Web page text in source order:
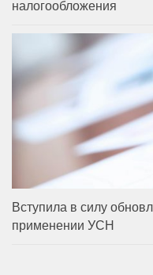
налогообложения
Вступила в силу
применении УСН